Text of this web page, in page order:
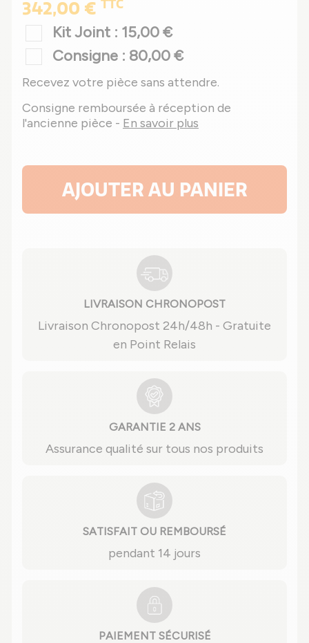
342,00 € TTC
Kit Joint : 15,00 €
Consigne : 80,00 €
Recevez votre pièce sans attendre.
Consigne remboursée à réception de
l'ancienne pièce - En savoir plus
AJOUTER AU PANIER
LIVRAISON CHRONOPOST
Livraison Chronopost 24h/48h - Gratuite
en Point Relais
GARANTIE 2 ANS
Assurance qualité sur tous nos produits
SATISFAIT OU REMBOURSÉ
pendant 14 jours
PAIEMENT SÉCURISÉ